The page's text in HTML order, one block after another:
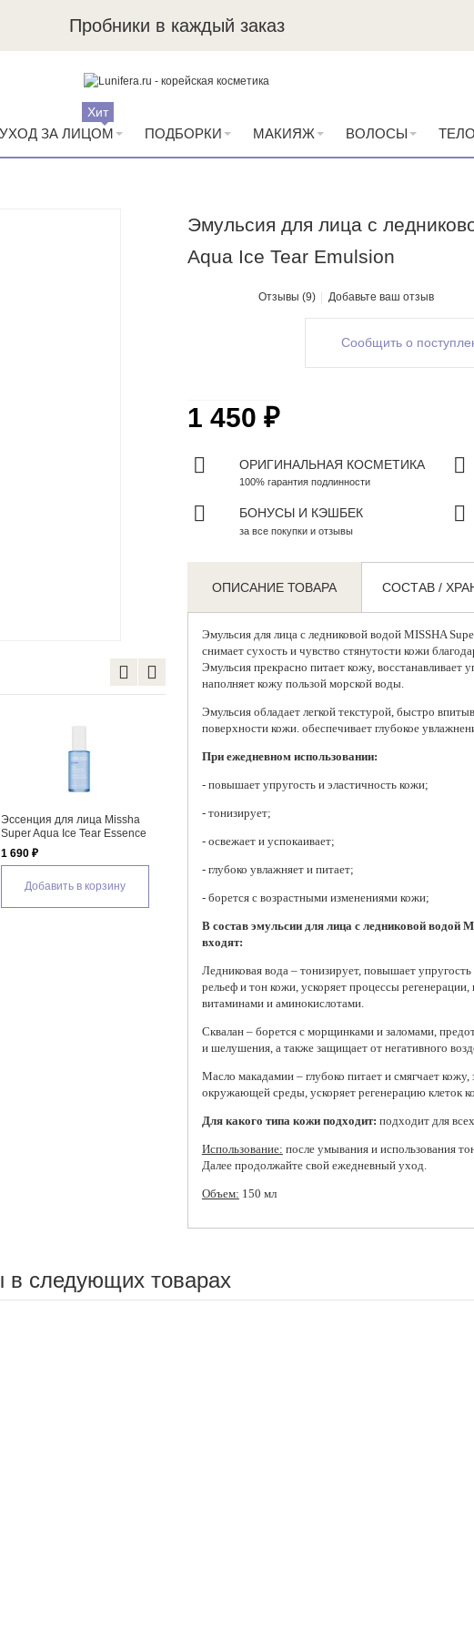
Пробники в каждый заказ
УХОД ЗА ЛИЦОМ
Хит
ПОДБОРКИ МАКИЯЖ ВОЛОСЫ ТЕЛО
Эмульсия для лица с
Aqua Ice Tear Emulsion
Отзывы (9) Добавьте ваш отзыв
Гидрофильное масло Missha
Super Aqua Watery Cleansing
1 345 ₽
Сообщить о
1 450 ₽
ОРИГИНАЛЬНАЯ КОСМЕТИКА
100% гарантия подлинности
БОНУСЫ И КЭШБЕК
за все покупки и отзывы
ОПИСАНИЕ ТОВАРА СОСТАВ /
Эмульсия для лица с ледниковой водойMISSHA
снимает сухость и чувство стянутости кожи
Эмульсия прекрасно питает кожу, восстанавливает
наполняет кожу пользой морской воды.
Эмульсия обладает легкой текстурой, быстро
поверхности кожи. обеспечивает глубокое
При ежедневном использовании:
- повышает упругость и эластичность кожи;
- тонизирует;
- освежает и успокаивает;
- глубоко увлажняет и питает;
- борется с возрастными изменениями кожи;
В состав эмульсии для лица с ледниковой водой
входят:
Ледниковая вода – тонизирует, повышает
рельеф и тон кожи, ускоряет процессы
витаминами и аминокислотами.
Сквалан – борется с морщинками и заломами,
и шелушения, а также защищает от негативного
Масло макадамии – глубоко питает и смягчает
окружающей среды, ускоряет регенерацию клеток
Для какого типа кожи подходит: подходит для
Использование: после умывания и использования
Далее продолжайте свой ежедневный уход.
Объем: 150 мл
в следующих товарах